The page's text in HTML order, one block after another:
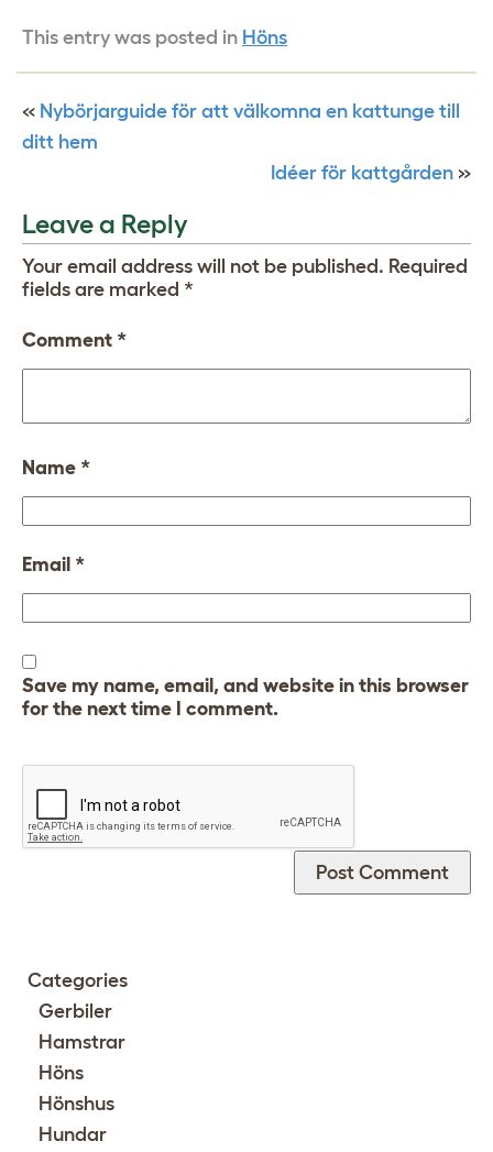
This entry was posted in Höns
« Nybörjarguide för att välkomna en kattunge till
ditt hem
Idéer för kattgården »
Leave a Reply
Your email address will not be published. Required
fields are marked *
Comment *
Name *
Email *
Save my name, email, and website in this browser
for the next time I comment.
Categories
Gerbiler
Hamstrar
Höns
Hönshus
Hundar